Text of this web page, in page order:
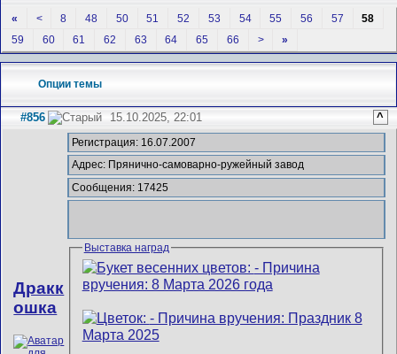
« < 8 48 50 51 52 53 54 55 56 57
58
59
60 61 62 63 64 65 66 > »
Опции темы
#856 15.10.2025, 22:01 ^
Дракк
ошка
Регистрация: 16.07.2007
Адрес: Прянично-самоварно-ружейный завод
Сообщения: 17425
Выставка наград